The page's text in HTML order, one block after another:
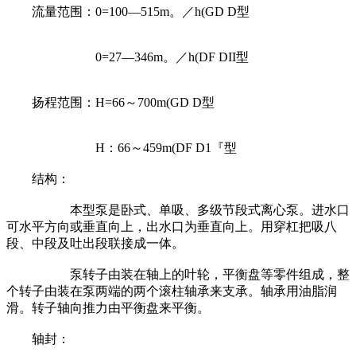
流量范围：0=100—515m。／h(GD D型
0=27—346m。／h(DF DII型
扬程范围：H=66～700m(GD D型
H：66～459m(DF D1『型
结构：
本型泵是卧式、单吸、多级节段式离心泵。进水口
可水平方向或垂直向上，出水口为垂直向上。用穿杠把吸八
段、中段及吐出段联接成一体。
泵转子由装在轴上的叶轮，平衡盘等零件组成，整
个转子由装在泵两端的两个滚柱轴承来支承。轴承用油脂润
滑。转子轴向推力由平衡盘来平衡。
轴封：